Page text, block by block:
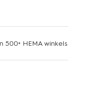
500+ HEMA winkels